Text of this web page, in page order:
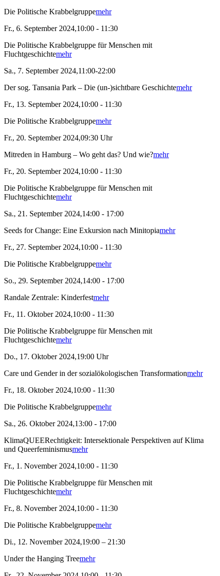
Die Politische Krabbelgruppemehr
Fr., 6. September 2024,10:00 - 11:30
Die Politische Krabbelgruppe für Menschen mit
Fluchtgeschichtemehr
Sa., 7. September 2024,11:00-22:00
Der sog. Tansania Park – Die (un-)sichtbare Geschichtemehr
Fr., 13. September 2024,10:00 - 11:30
Die Politische Krabbelgruppemehr
Fr., 20. September 2024,09:30 Uhr
Mitreden in Hamburg – Wo geht das? Und wie?mehr
Fr., 20. September 2024,10:00 - 11:30
Die Politische Krabbelgruppe für Menschen mit
Fluchtgeschichtemehr
Sa., 21. September 2024,14:00 - 17:00
Seeds for Change: Eine Exkursion nach Minitopiamehr
Fr., 27. September 2024,10:00 - 11:30
Die Politische Krabbelgruppemehr
So., 29. September 2024,14:00 - 17:00
Randale Zentrale: Kinderfestmehr
Fr., 11. Oktober 2024,10:00 - 11:30
Die Politische Krabbelgruppe für Menschen mit
Fluchtgeschichtemehr
Do., 17. Oktober 2024,19:00 Uhr
Care und Gender in der sozialökologischen Transformationmehr
Fr., 18. Oktober 2024,10:00 - 11:30
Die Politische Krabbelgruppemehr
Sa., 26. Oktober 2024,13:00 - 17:00
KlimaQUEERechtigkeit: Intersektionale Perspektiven auf Klima
und Queerfeminismusmehr
Fr., 1. November 2024,10:00 - 11:30
Die Politische Krabbelgruppe für Menschen mit
Fluchtgeschichtemehr
Fr., 8. November 2024,10:00 - 11:30
Die Politische Krabbelgruppemehr
Di., 12. November 2024,19:00 – 21:30
Under the Hanging Treemehr